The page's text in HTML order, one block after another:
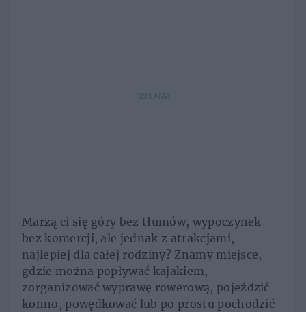
REKLAMA
Marzą ci się góry bez tłumów, wypoczynek
bez komercji, ale jednak z atrakcjami,
najlepiej dla całej rodziny? Znamy miejsce,
gdzie można popływać kajakiem,
zorganizować wyprawę rowerową, pojeździć
konno, powędkować lub po prostu pochodzić